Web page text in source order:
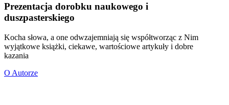
Prezentacja dorobku naukowego i
duszpasterskiego
Kocha słowa, a one odwzajemniają się współtworząc z Nim
wyjątkowe książki, ciekawe, wartościowe artykuły i dobre
kazania
O Autorze